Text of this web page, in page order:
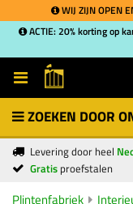
WIJ ZIJN OPEN
ACTIE: 20% korting op
ZOEKEN DOOR
Levering door heel
Gratis proefstalen
Plintenfabriek